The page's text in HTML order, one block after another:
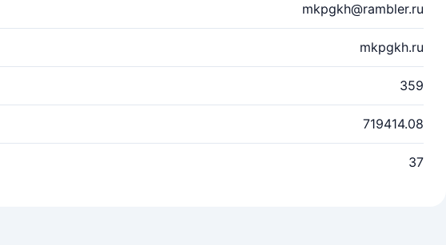
mkpgkh@rambler.ru
mkpgkh.ru
359
719414.08
37